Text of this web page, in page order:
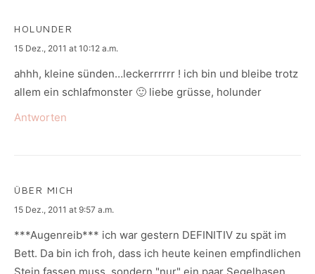
HOLUNDER
says:
15 Dez., 2011 at 10:12 a.m.
ahhh, kleine sünden…leckerrrrrr ! ich bin und bleibe trotz
allem ein schlafmonster 🙂 liebe grüsse, holunder
Antworten
ÜBER MICH
says:
15 Dez., 2011 at 9:57 a.m.
***Augenreib*** ich war gestern DEFINITIV zu spät im
Bett. Da bin ich froh, dass ich heute keinen empfindlichen
Stein fassen muss, sondern "nur" ein paar Segelhasen